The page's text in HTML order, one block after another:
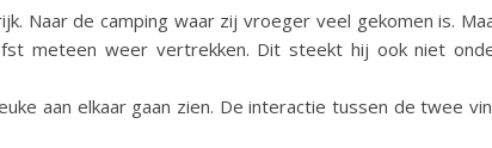
Naar de camping waar zij vroeger veel gekomen is.
meteen weer vertrekken. Dit steekt hij ook niet
aan elkaar gaan zien. De interactie tussen de twee